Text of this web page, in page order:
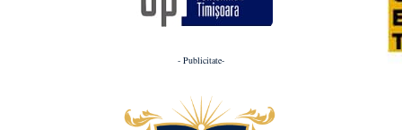
- Publicitate-